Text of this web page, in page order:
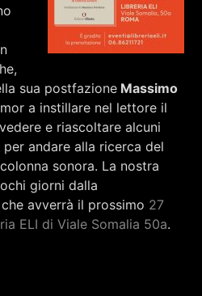
sua postfazione Massimo
a instillare nel lettore il
e riascoltare alcuni
andare alla ricerca del
sonora. La nostra
giorni dalla
avverrà il prossimo 27
ELI di Viale Somalia 50a.